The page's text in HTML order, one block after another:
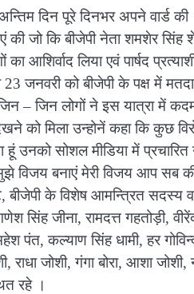
दिन पूरे दिनभर अपने वार्ड की
जो कि बीजेपी नेता शमशेर सिंह
आशिर्वाद लिया एवं पार्षद
जनवरी को बीजेपी के पक्ष में
– जिन लोगों ने इस यात्रा में
को मिला उन्होनें कहा कि कुछ
उनको सोशल मीडिया में प्रचारित
विजय बनाएं मेरी विजय आप सब
बीजेपी के विशेष आमन्त्रित सदस्य व
सिंह जीना, रामदत्त गहतोड़ी,
पंत, कल्याण सिंह धामी, हर
जोशी, गंगा बोरा, आशा जोशी,
रहे ।